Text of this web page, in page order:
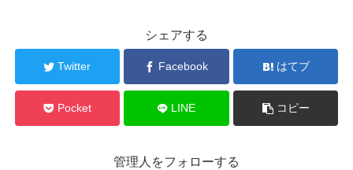
シェアする
Twitter Facebook はてブ
Pocket LINE コピー
管理人をフォローする